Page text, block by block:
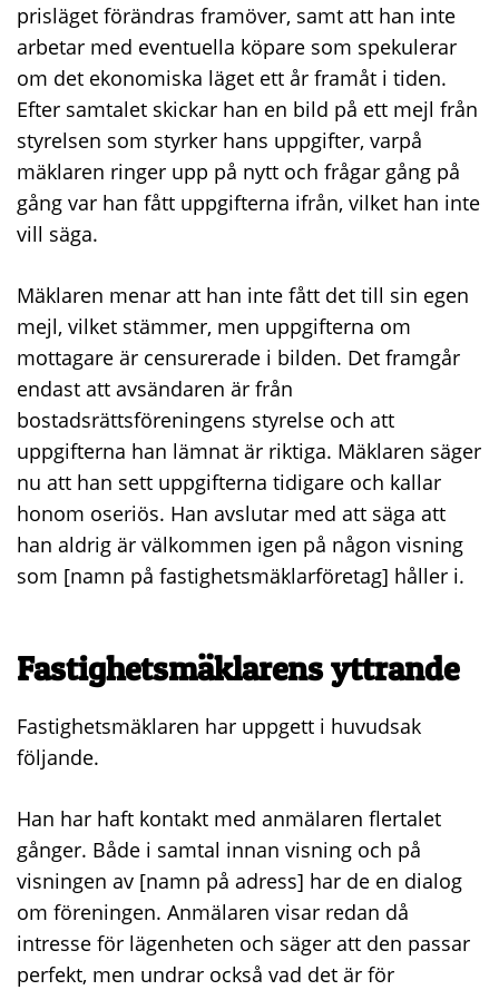
prisläget förändras framöver, samt att han inte
arbetar med eventuella köpare som spekulerar
om det ekonomiska läget ett år framåt i tiden.
Efter samtalet skickar han en bild på ett mejl från
styrelsen som styrker hans uppgifter, varpå
mäklaren ringer upp på nytt och frågar gång på
gång var han fått uppgifterna ifrån, vilket han inte
vill säga.
Mäklaren menar att han inte fått det till sin egen
mejl, vilket stämmer, men uppgifterna om
mottagare är censurerade i bilden. Det framgår
endast att avsändaren är från
bostadsrättsföreningens styrelse och att
uppgifterna han lämnat är riktiga. Mäklaren säger
nu att han sett uppgifterna tidigare och kallar
honom oseriös. Han avslutar med att säga att
han aldrig är välkommen igen på någon visning
som [namn på fastighetsmäklarföretag] håller i.
Fastighetsmäklarens yttrande
Fastighetsmäklaren har uppgett i huvudsak
följande.
Han har haft kontakt med anmälaren flertalet
gånger. Både i samtal innan visning och på
visningen av [namn på adress] har de en dialog
om föreningen. Anmälaren visar redan då
intresse för lägenheten och säger att den passar
perfekt, men undrar också vad det är för